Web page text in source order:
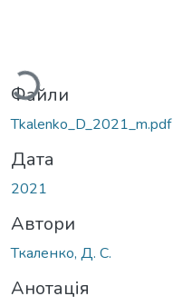
Файли
Tkalenko_D_2021_m.pdf
Дата
2021
Автори
Ткаленко, Д. С.
Анотація